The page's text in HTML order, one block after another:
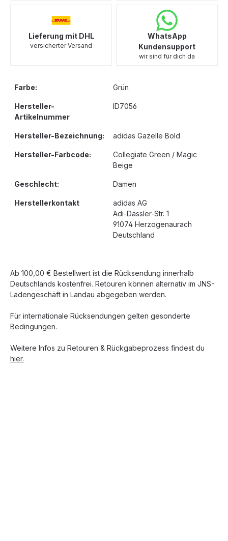
Lieferung mit DHL
versicherter Versand
WhatsApp
Kundensupport
wir sind für dich da
Farbe: Grün
Hersteller-
Artikelnummer
ID7056
Hersteller-Bezeichnung: adidas Gazelle Bold
Hersteller-Farbcode:
Collegiate Green / Magic
Beige
Geschlecht: Damen
Herstellerkontakt
adidas AG
Adi-Dassler-Str. 1
91074 Herzogenaurach
Deutschland
Ab 100,00 € Bestellwert ist die Rücksendung innerhalb
Deutschlands kostenfrei. Retouren können alternativ im JNS-
Ladengeschäft in Landau abgegeben werden.
Für internationale Rücksendungen gelten gesonderte
Bedingungen.
Weitere Infos zu Retouren & Rückgabeprozess findest du
hier.